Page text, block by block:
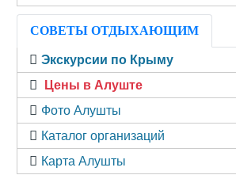
СОВЕТЫ ОТДЫХАЮЩИМ
Экскурсии по Крыму
Цены в Алуште
Фото Алушты
Каталог организаций
Карта Алушты